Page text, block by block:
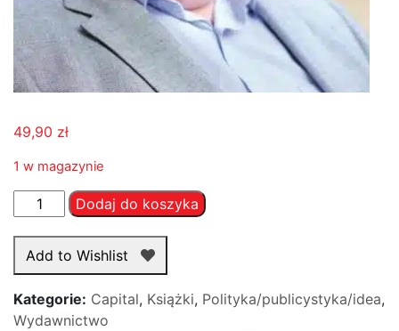
49,90 zł
1 w magazynie
ilość
Judaszyzm
czyli
frymarczenie
Dodaj do koszyka
Add to Wishlist
Kategorie: Capital, Książki, Polityka/publicystyka/idea,
Wydawnictwo